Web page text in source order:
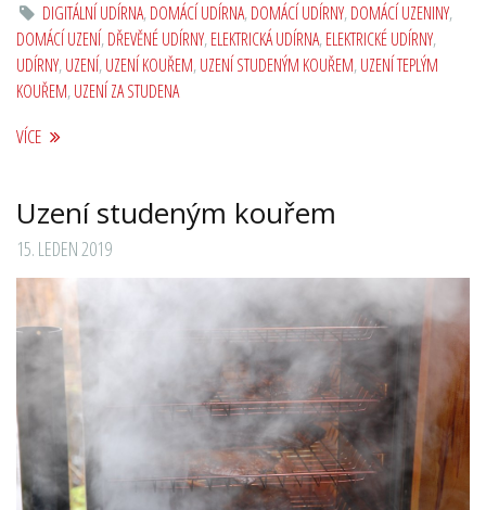
DIGITÁLNÍ UDÍRNA,DOMÁCÍ UDÍRNA,DOMÁCÍ UDÍRNY,DOMÁCÍ UZENINY,
DOMÁCÍ UZENÍ,DŘEVĚNÉ UDÍRNY,ELEKTRICKÁ UDÍRNA,ELEKTRICKÉ UDÍRNY,
UDÍRNY,UZENÍ,UZENÍ KOUŘEM,UZENÍ STUDENÝM KOUŘEM,UZENÍ TEPLÝM
KOUŘEM,UZENÍ ZA STUDENA
VÍCE
Uzení studeným kouřem
15. LEDEN 2019